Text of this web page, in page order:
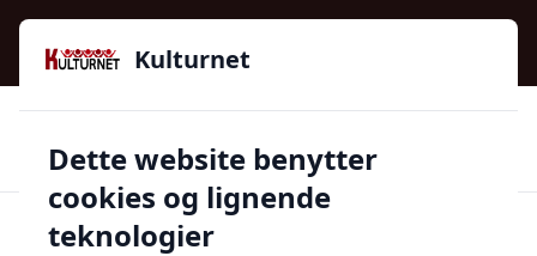
Kulturnet - Alt Det Gode I Livet | Din Kulturguide Siden
2016
97 kategorier 👍Kun godkendte butikker
Kulturnet
Dette website benytter
cookies og lignende
teknologier